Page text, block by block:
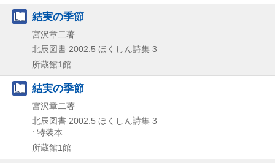
結実の季節
宮沢章二著
北辰図書 2002.5 ほくしん詩集 3
所蔵館1館
結実の季節
宮沢章二著
北辰図書 2002.5 ほくしん詩集 3
: 特装本
所蔵館1館